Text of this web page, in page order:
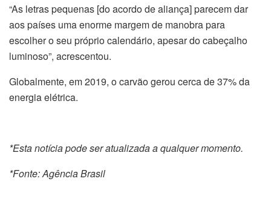
“As letras pequenas [do acordo de aliança] parecem dar
aos países uma enorme margem de manobra para
escolher o seu próprio calendário, apesar do cabeçalho
luminoso”, acrescentou.
Globalmente, em 2019, o carvão gerou cerca de 37% da
energia elétrica.
*Esta notícia pode ser atualizada a qualquer momento.
*Fonte: Agência Brasil